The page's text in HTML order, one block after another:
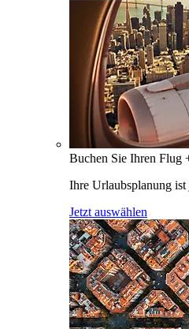
Buchen Sie Ihren Flug
Ihre Urlaubsplanung
Jetzt auswählen